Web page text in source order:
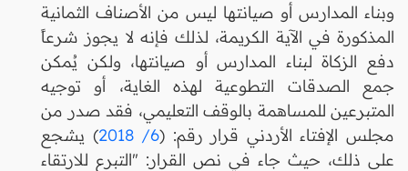
وبناء المدارس أو صيانتها ليس من الأصناف الثمانية
المذكورة في الآية الكريمة، لذلك فإنه لا يجوز شرعاً
دفع الزكاة لبناء المدارس أو صيانتها، ولكن يُمكن
جمع الصدقات التطوعية لهذه الغاية، أو توجيه
المتبرعين للمساهمة بالوقف التعليمي، فقد صدر من
مجلس الإفتاء الأردني قرار رقم: (6/ 2018
) يشجع
على ذلك، حيث جاء في نص القرار: "التبرع للارتقاء